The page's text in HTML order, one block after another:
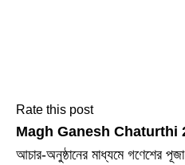
Rate this post
Magh Ganesh Chaturthi
আচার-অনুষ্ঠানের মাধ্যমে গণেশের